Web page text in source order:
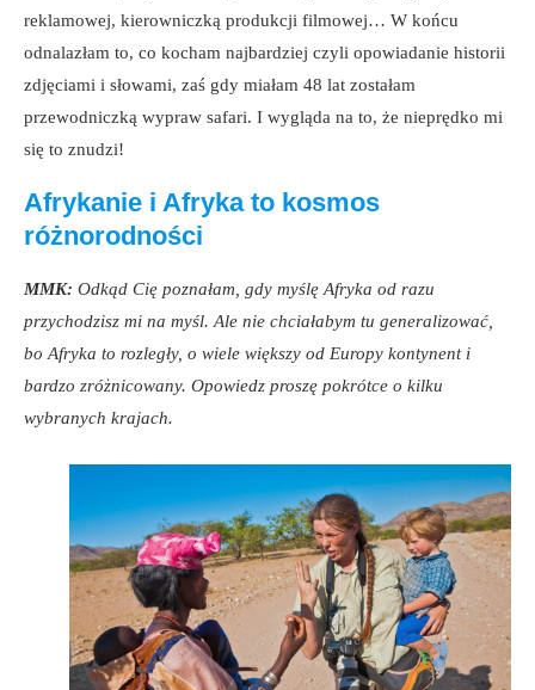
reklamowej, kierowniczką produkcji filmowej… W końcu
odnalazłam to, co kocham najbardziej czyli opowiadanie historii
zdjęciami i słowami, zaś gdy miałam 48 lat zostałam
przewodniczką wypraw safari. I wygląda na to, że nieprędko mi
się to znudzi!
Afrykanie i Afryka to kosmos
różnorodności
MMK: Odkąd Cię poznałam, gdy myślę Afryka od razu
przychodzisz mi na myśl. Ale nie chciałabym tu generalizować,
bo Afryka to rozległy, o wiele większy od Europy kontynent i
bardzo zróżnicowany. Opowiedz proszę pokrótce o kilku
wybranych krajach.